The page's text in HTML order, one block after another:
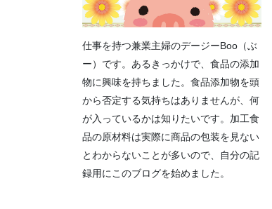
仕事を持つ兼業主婦のデージーBoo（ぶ
ー）です。あるきっかけで、食品の添加
物に興味を持ちました。食品添加物を頭
から否定する気持ちはありませんが、何
が入っているかは知りたいです。加工食
品の原材料は実際に商品の包装を見ない
とわからないことが多いので、自分の記
録用にこのブログを始めました。